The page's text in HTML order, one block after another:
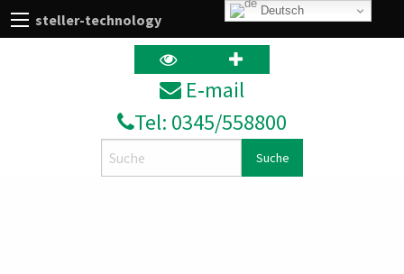
steller-technology
E‑mail
Tel: 0345/558800
Deutsch